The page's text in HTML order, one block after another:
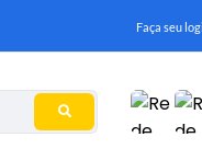
Faça seu